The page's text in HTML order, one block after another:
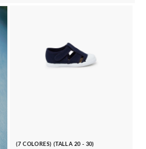
(7 COLORES) (TALLA 20 - 30)